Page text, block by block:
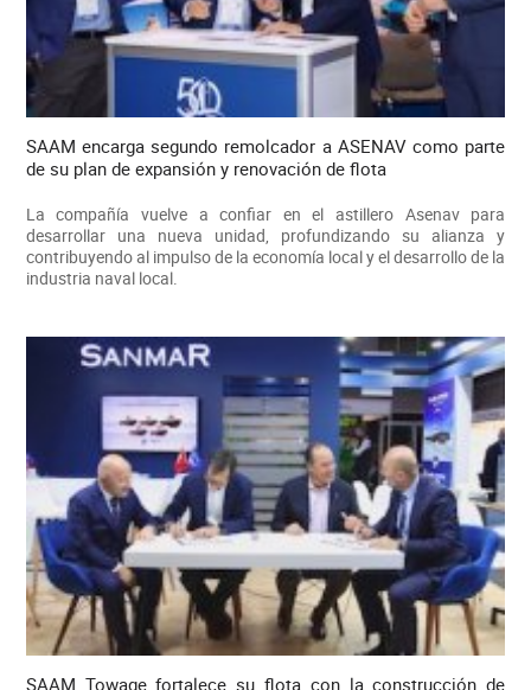
SAAM encarga segundo remolcador a ASENAV como parte
de su plan de expansión y renovación de flota
La compañía vuelve a confiar en el astillero Asenav para
desarrollar una nueva unidad, profundizando su alianza y
contribuyendo al impulso de la economía local y el desarrollo de la
industria naval local.
SAAM Towage fortalece su flota con la construcción de